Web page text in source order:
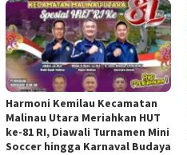
Harmoni Kemilau Kecamatan
Malinau Utara Meriahkan HUT
ke-81 RI, Diawali Turnamen Mini
Soccer hingga Karnaval Budaya